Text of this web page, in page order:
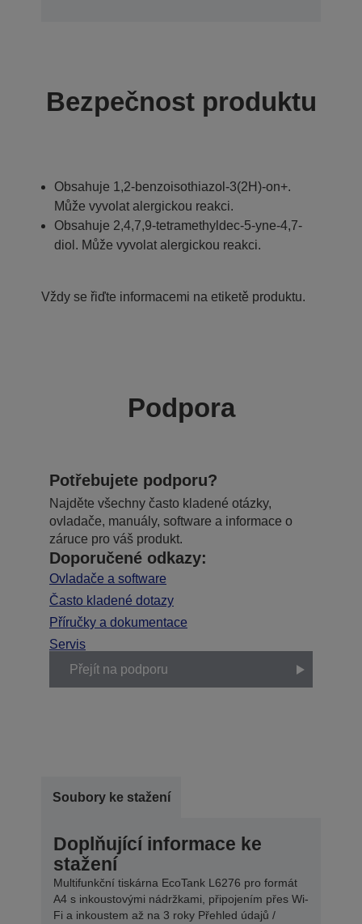
Bezpečnost produktu
Obsahuje 1,2-benzoisothiazol-3(2H)-on+.
Může vyvolat alergickou reakci.
Obsahuje 2,4,7,9-tetramethyldec-5-yne-4,7-
diol. Může vyvolat alergickou reakci.
Vždy se řiďte informacemi na etiketě produktu.
Podpora
Potřebujete podporu?
Najděte všechny často kladené otázky,
ovladače, manuály, software a informace o
záruce pro váš produkt.
Doporučené odkazy:
Ovladače a software
Často kladené dotazy
Příručky a dokumentace
Servis
Přejít na podporu
Soubory ke stažení
Doplňující informace ke
stažení
Multifunkční tiskárna EcoTank L6276 pro formát
A4 s inkoustovými nádržkami, připojením přes Wi-
Fi a inkoustem až na 3 roky Přehled údajů /